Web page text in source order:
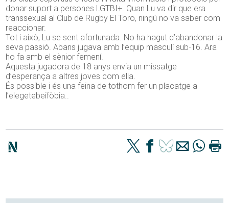
donar suport a persones LGTBI+. Quan Lu va dir que era
transsexual al Club de Rugby El Toro, ningú no va saber com
reaccionar.
Tot i això, Lu se sent afortunada. No ha hagut d’abandonar la
seva passió. Abans jugava amb l’equip masculí sub-16. Ara
ho fa amb el sènior femení.
Aquesta jugadora de 18 anys envia un missatge
d’esperança a altres joves com ella.
És possible i és una feina de tothom fer un placatge a
l’elegetebeifòbia..